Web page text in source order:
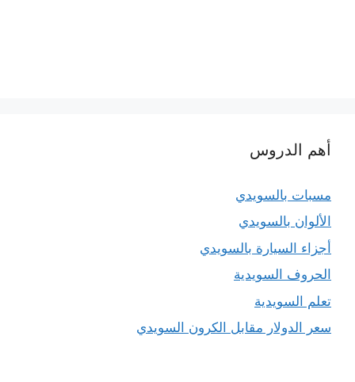
أهم الدروس
مسبات بالسويدي
الألوان بالسويدي
أجزاء السيارة بالسويدي
الحروف السويدية
تعلم السويدية
سعر الدولار مقابل الكرون السويدي